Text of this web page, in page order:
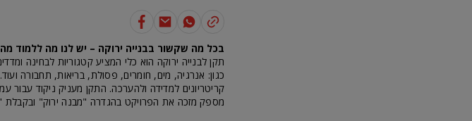
בכל מה שקשור בבנייה ירוקה – יש לנו מה ללמוד
תקן לבנייה ירוקה הוא כלי המציע קטגוריות לבחינה
כגון: אנרגיה, מים, חומרים, פסולת, בריאות, תחבורה
קריטריונים למדידה ולהערכה. התקן מעניק ניקוד עבור
מספק מזכה את הפרויקט בהגדרה "מבנה ירוק" ובקבלת